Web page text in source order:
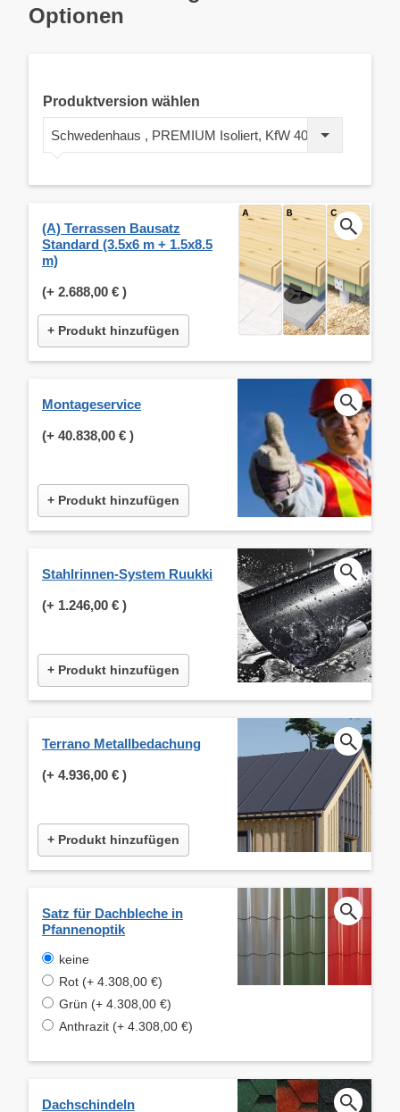
Optionen
Produktversion wählen
Schwedenhaus , PREMIUM Isoliert, KfW 40, 44 mm + Holzverschalung
(A) Terrassen Bausatz
Standard (3.5x6 m + 1.5x8.5
m)
(+ 2.688,00 € )
+ Produkt hinzufügen
Montageservice
(+ 40.838,00 € )
+ Produkt hinzufügen
Stahlrinnen-System Ruukki
(+ 1.246,00 € )
+ Produkt hinzufügen
Terrano Metallbedachung
(+ 4.936,00 € )
+ Produkt hinzufügen
Satz für Dachbleche in
Pfannenoptik
keine
Rot (+ 4.308,00 €)
Grün (+ 4.308,00 €)
Anthrazit (+ 4.308,00 €)
Dachschindeln